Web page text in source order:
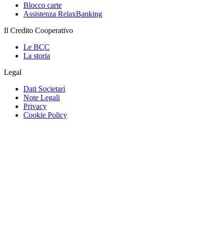
Blocco carte
Assistenza RelaxBanking
Il Credito Cooperativo
Le BCC
La storia
Legal
Dati Societari
Note Legali
Privacy
Cookie Policy